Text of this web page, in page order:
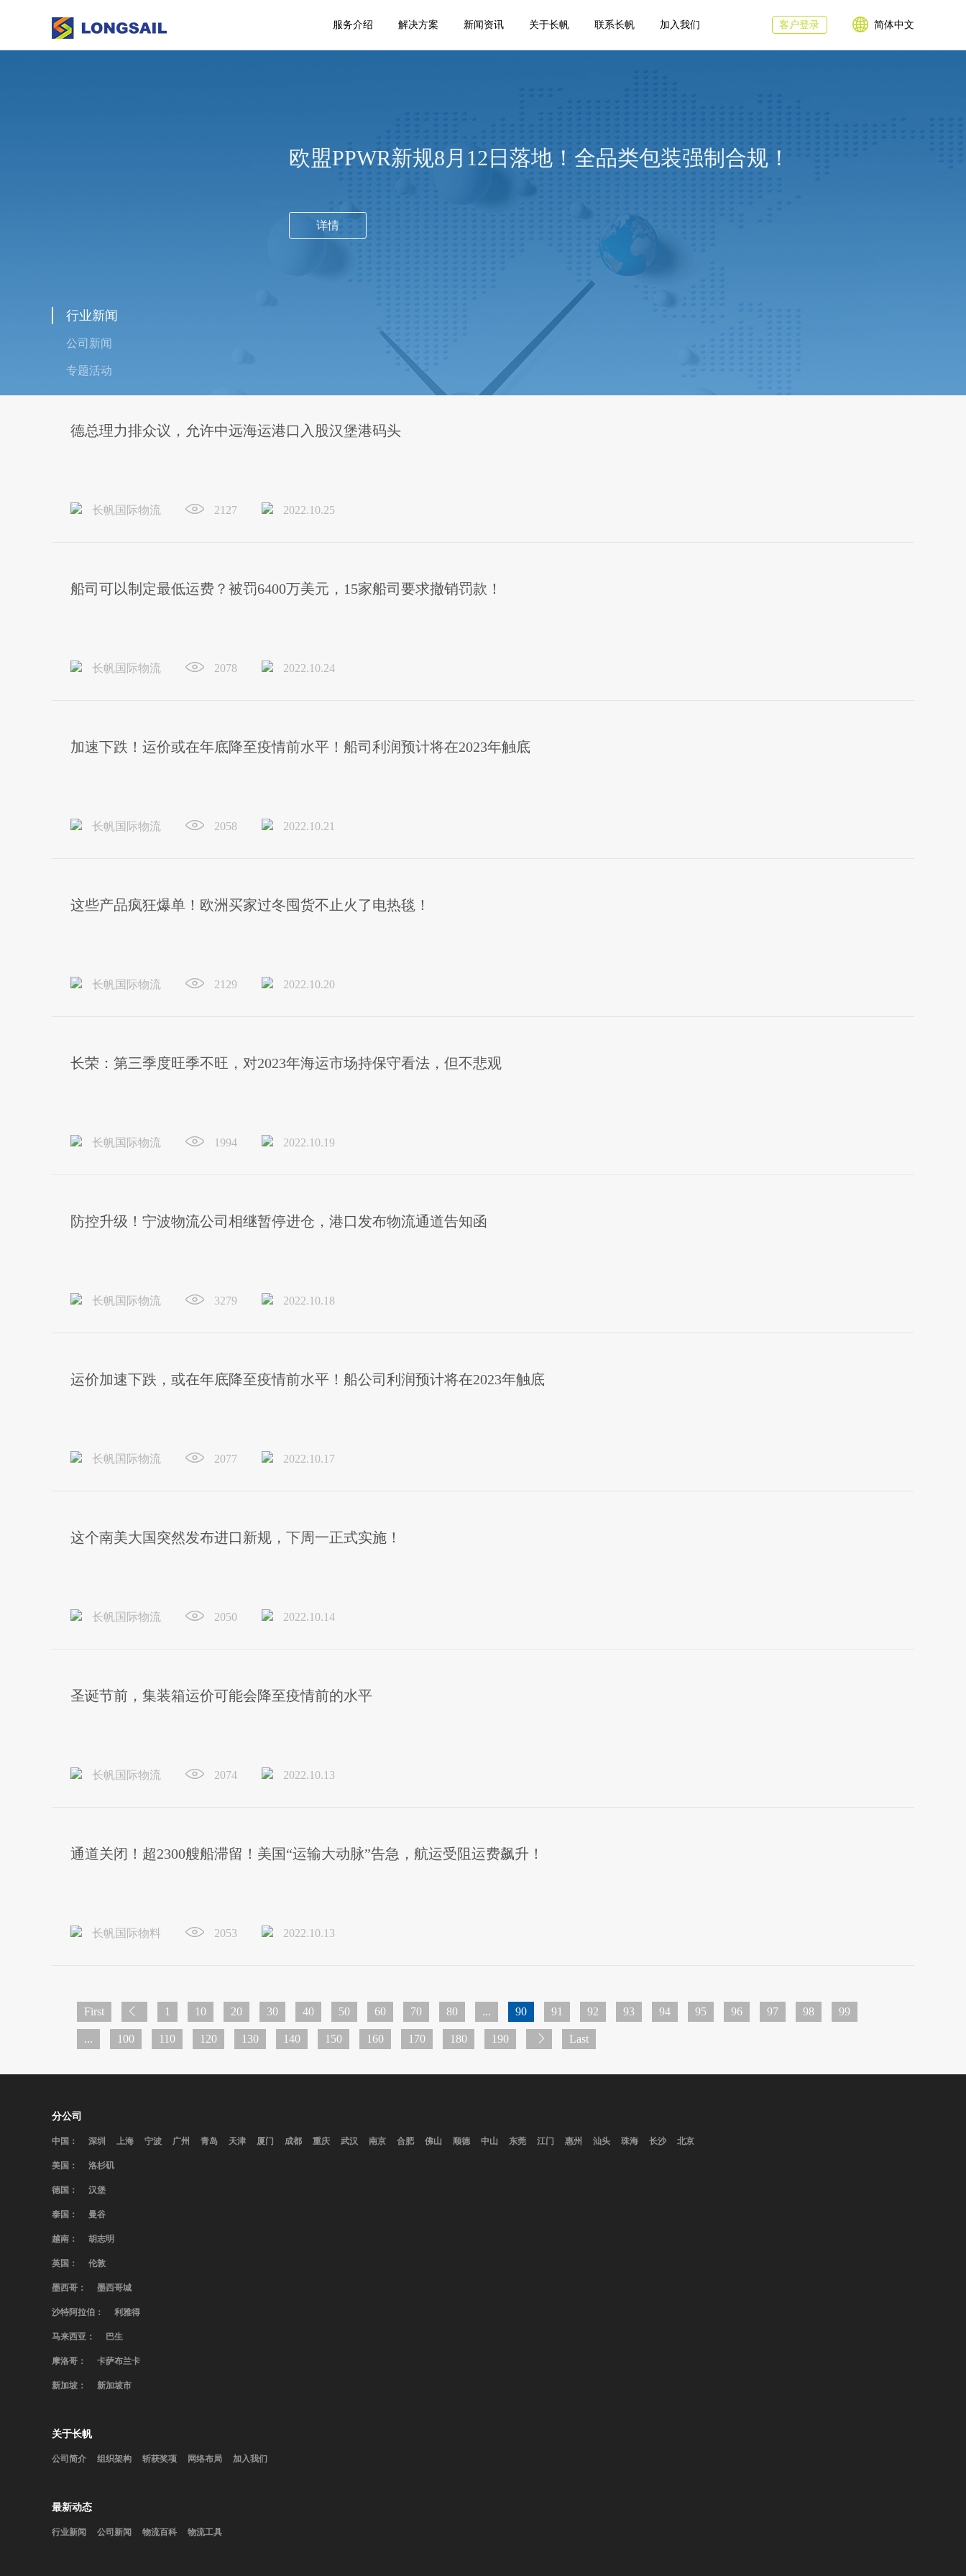
服务介绍 解决方案 新闻资讯 关于长帆 联系长帆 加入我们 客户登录 简体中文
行业新闻
公司新闻
专题活动
欧盟PPWR新规8月12日落地！全品类包装强制合规！
详情
德总理力排众议，允许中远海运港口入股汉堡港码头
长帆国际物流 2127 2022.10.25
船司可以制定最低运费？被罚6400万美元，15家船司要求撤销罚款！
长帆国际物流 2078 2022.10.24
加速下跌！运价或在年底降至疫情前水平！船司利润预计将在2023年触底
长帆国际物流 2058 2022.10.21
这些产品疯狂爆单！欧洲买家过冬囤货不止火了电热毯！
长帆国际物流 2129 2022.10.20
长荣：第三季度旺季不旺，对2023年海运市场持保守看法，但不悲观
长帆国际物流 1994 2022.10.19
防控升级！宁波物流公司相继暂停进仓，港口发布物流通道告知函
长帆国际物流 3279 2022.10.18
运价加速下跌，或在年底降至疫情前水平！船公司利润预计将在2023年触底
长帆国际物流 2077 2022.10.17
这个南美大国突然发布进口新规，下周一正式实施！
长帆国际物流 2050 2022.10.14
圣诞节前，集装箱运价可能会降至疫情前的水平
长帆国际物流 2074 2022.10.13
通道关闭！超2300艘船滞留！美国“运输大动脉”告急，航运受阻运费飙升！
长帆国际物料 2053 2022.10.13
First 1 10 20 30 40 50 60 70 80 ... 90 91 92 93 94 95 96 97 98 99
... 100 110 120 130 140 150 160 170 180 190 Last
分公司
中国： 深圳 上海 宁波 广州 青岛 天津 厦门 成都 重庆 武汉 南京 合肥 佛山 顺德 中山 东莞 江门 惠州 汕头 珠海 长沙 北京
美国： 洛杉矶
德国： 汉堡
泰国： 曼谷
越南： 胡志明
英国： 伦敦
墨西哥： 墨西哥城
沙特阿拉伯： 利雅得
马来西亚： 巴生
摩洛哥： 卡萨布兰卡
新加坡： 新加坡市
关于长帆
公司简介 组织架构 斩获奖项 网络布局 加入我们
最新动态
行业新闻 公司新闻 物流百科 物流工具